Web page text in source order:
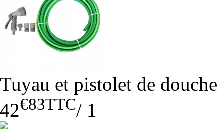
Tuyau et pistolet de douche
42€83TTC/ 1